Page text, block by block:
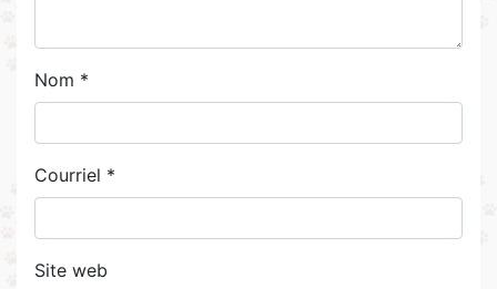
Nom *
Courriel *
Site web